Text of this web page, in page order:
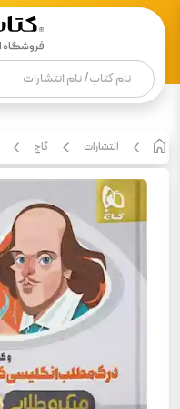
انتشارات گاج